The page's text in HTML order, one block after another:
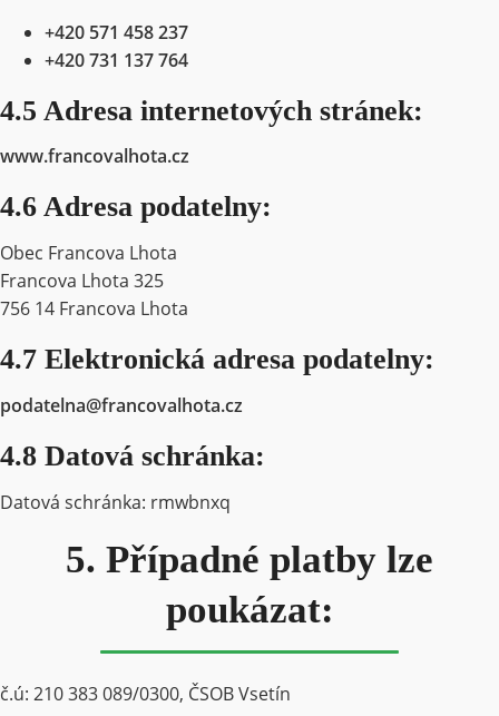
+420 571 458 237
+420 731 137 764
4.5 Adresa internetových stránek:
www.francovalhota.cz
4.6 Adresa podatelny:
Obec Francova Lhota
Francova Lhota 325
756 14 Francova Lhota
4.7 Elektronická adresa podatelny:
podatelna@francovalhota.cz
4.8 Datová schránka:
Datová schránka: rmwbnxq
5. Případné platby lze
poukázat:
č.ú: 210 383 089/0300, ČSOB Vsetín